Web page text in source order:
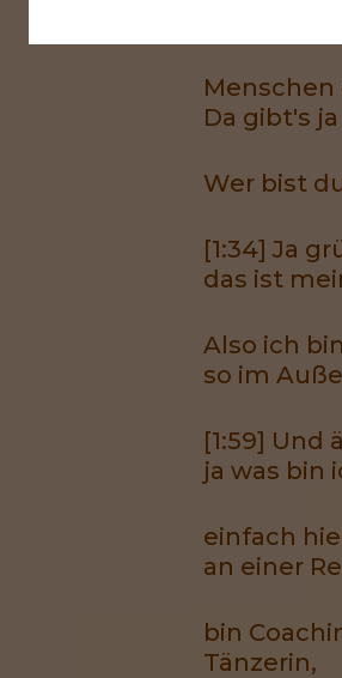
Da gibt's
Wer bist
[1:34] Ja
das ist
Also ich
so im
[1:59] Und
ja was bin
einfach
an einer
bin
Tänzerin,